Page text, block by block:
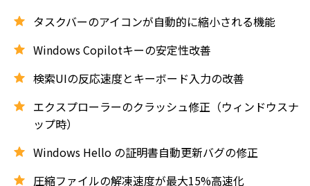
タスクバーのアイコンが自動的に縮小される機能
Windows Copilotキーの安定性改善
検索UIの反応速度とキーボード入力の改善
エクスプローラーのクラッシュ修正（ウィンドウスナ
ップ時）
Windows Hello の証明書自動更新バグの修正
圧縮ファイルの解凍速度が最大15%高速化